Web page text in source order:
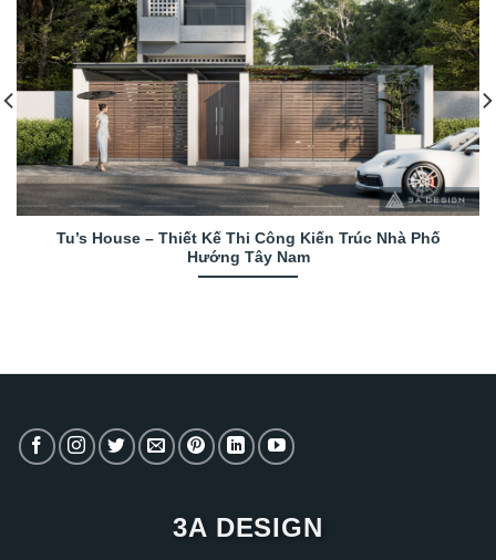
Tu’s House – Thiết Kế Thi Công Kiến Trúc Nhà Phố
Hướng Tây Nam
3A DESIGN